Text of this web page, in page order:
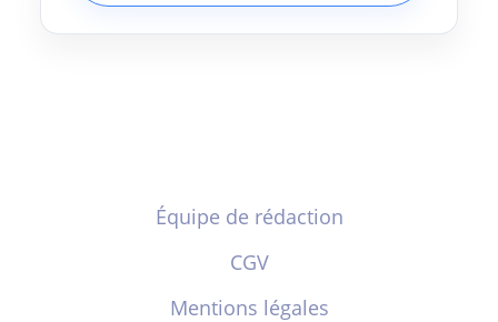
Équipe de rédaction
CGV
Mentions légales